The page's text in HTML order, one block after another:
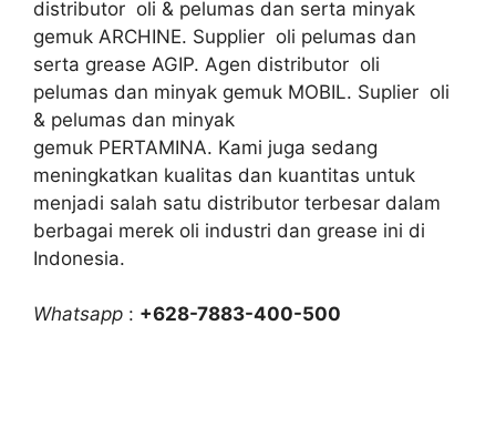
distributor oli & pelumas dan serta minyak
gemuk ARCHINE. Supplier oli pelumas dan
serta grease AGIP. Agen distributor oli
pelumas dan minyak gemuk MOBIL. Suplier oli
& pelumas dan minyak
gemuk PERTAMINA. Kami juga sedang
meningkatkan kualitas dan kuantitas untuk
menjadi salah satu distributor terbesar dalam
berbagai merek oli industri dan grease ini di
Indonesia.
Whatsapp : +628-7883-400-500